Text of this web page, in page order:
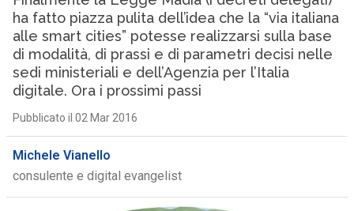
ha fatto piazza pulita dell’idea che la “via italiana
alle smart cities” potesse realizzarsi sulla base
di modalità, di prassi e di parametri decisi nelle
sedi ministeriali e dell’Agenzia per l’Italia
digitale. Ora i prossimi passi
Pubblicato il 02 Mar 2016
Michele Vianello
consulente e digital evangelist